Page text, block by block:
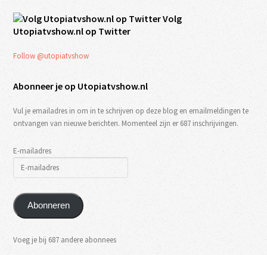
Volg
Utopiatvshow.nl op Twitter
Follow @utopiatvshow
Abonneer je op Utopiatvshow.nl
Vul je emailadres in om in te schrijven op deze blog en emailmeldingen te
ontvangen van nieuwe berichten. Momenteel zijn er 687 inschrijvingen.
E-mailadres
Abonneren
Voeg je bij 687 andere abonnees